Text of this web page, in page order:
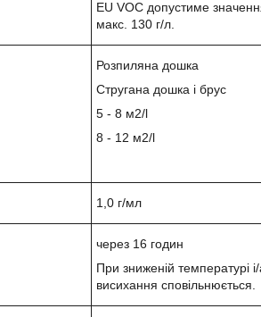
EU VOC допустиме
макс. 130 г/л.
Розпиляна дошка
Стругана дошка і брус
5 - 8 м2/l
8 - 12 м2/l
1,0 г/мл
через 16 годин
При зниженій температурі
висихання сповільнюється.